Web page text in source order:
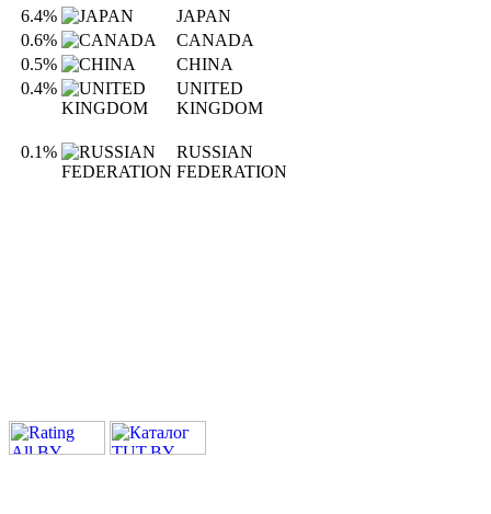
6.4%
JAPAN
0.6%
CANADA
0.5%
CHINA
0.4%
UNITED
KINGDOM
0.1%
RUSSIAN
FEDERATION